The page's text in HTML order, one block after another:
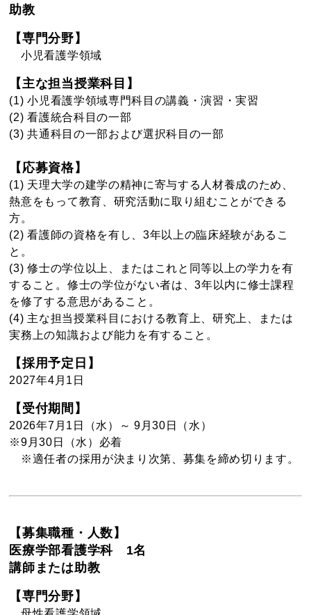
助教
【専門分野】
小児看護学領域
【主な担当授業科目】
(1) 小児看護学領域専門科目の講義・演習・実習
(2) 看護統合科目の一部
(3) 共通科目の一部および選択科目の一部
【応募資格】
(1) 天理大学の建学の精神に寄与する人材養成のため、
熱意をもって教育、研究活動に取り組むことができる
方。
(2) 看護師の資格を有し、3年以上の臨床経験があるこ
と。
(3) 修士の学位以上、またはこれと同等以上の学力を有
すること。修士の学位がない者は、3年以内に修士課程
を修了する意思があること。
(4) 主な担当授業科目における教育上、研究上、または
実務上の知識および能力を有すること。
【採用予定日】
2027年4月1日
【受付期間】
2026年7月1日（水）～ 9月30日（水）
※9月30日（水）必着
※適任者の採用が決まり次第、募集を締め切ります。
【募集職種・人数】
医療学部看護学科 1名
講師または助教
【専門分野】